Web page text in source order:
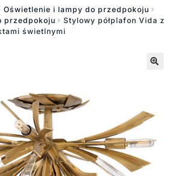
Oświetlenie i lampy do przedpokoju
przedpokoju
Stylowy półplafon Vida z
świetlnymi